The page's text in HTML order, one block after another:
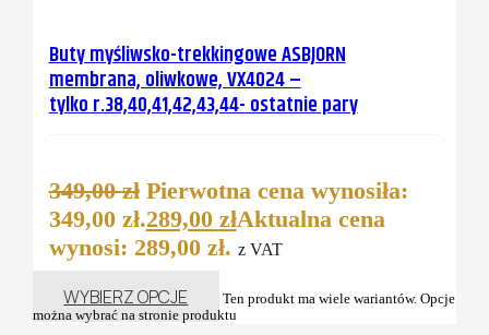
Buty myśliwsko-trekkingowe ASBJORN
membrana, oliwkowe, VX4024 –
tylko r.38,40,41,42,43,44- ostatnie pary
349,00zł Pierwotna cena wynosiła:
349,00 zł.289,00 złAktualna cena
wynosi: 289,00 zł. z VAT
WYBIERZ OPCJE
Ten produkt ma wiele wariantów. Opcje
można wybrać na stronie produktu